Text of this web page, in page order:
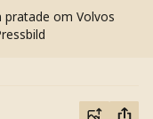
pratade om Volvos